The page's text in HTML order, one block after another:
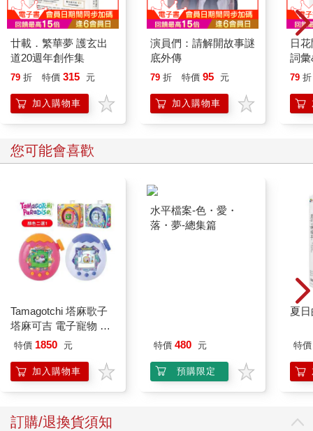
廿載．繁華夢 護玄出
道20週年創作集
79 折 特價 315 元
加入購物車
演員們：請解開故事謎
底外傳
79 折 特價 95 元
加入購物車
日
詞
79 折
您可能會喜歡
Tamagotchi 塔麻歌子
塔麻可吉 電子寵物 樂
園系列（熱帶橙果／極
特價 1850 元
加入購物車
水平檔案-色・愛・
落・夢-總集篇
特價 480 元
預購限定
夏
特價
訂購/退換貨須知